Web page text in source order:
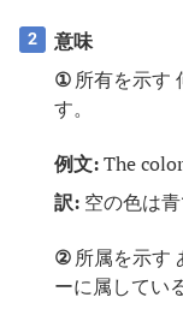
2
意味
①所有を示す
す。
例文:The
訳:空の色は青
②所属を示す
ーに属してい